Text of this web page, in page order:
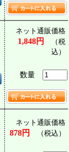
ネット通販価格
1,848円
（税
込）
数量
ネット通販価格
878円 （税込）